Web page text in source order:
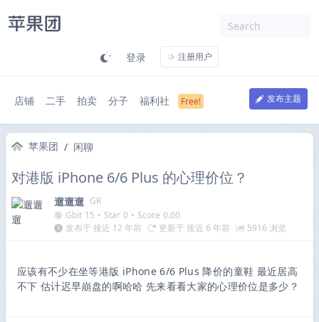
登录 注册用户
店铺 二手 拍卖 分子 福利社 发布主题
苹果团 / 闲聊
对港版 iPhone 6/6 Plus 的心理价位？
遛遛遛 GR
Gbit 15 • Star 0 • Score 0.00
发布于 接近 12 年前
更新于 接近 6 年前 5916 浏览
应该有不少在坐等港版 iPhone 6/6 Plus 降价的童鞋 最近居高
不下 估计迟早崩盘的啊哈哈 先来看看大家的心理价位是多少？